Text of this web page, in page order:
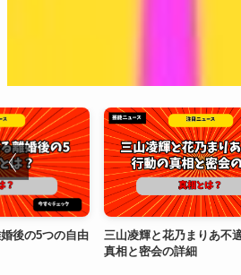
後の5つの自由
三山凌輝と花乃まりあ不
真相と密会の詳細